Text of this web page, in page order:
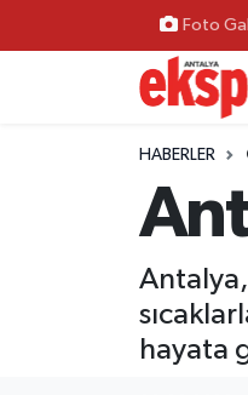
Foto
HABERLER
Antalya,
hayata
ÖZEL HABER
GÜNDEM
YEREL GÜNDEM
EKONOMİ
KÜLTÜR - SANAT
Nöbetçi Eczaneler
Hava Durumu
Trafik Durumu
Süper Lig Puan
Tüm Manşetler